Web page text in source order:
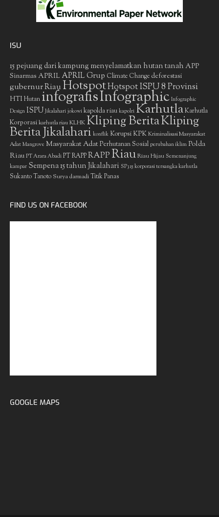
ISU
15 pejuang dari kampung menyelamatkan hutan tanah APP
Sinarmas APRIL APRIL Grup Climate Change deforestasi
gubernur RiauHotspotHotspot ISPU 8 Provinsi
HTIHutan infografisInfographic Infographic
Design ISPU Jikalahari jokowi kapolda riau kapolri KarhutlaKarhutla
Korporasikarhutla riauKLHKKliping BeritaKliping
Berita Jikalahari konflik Korupsi KPKKriminalisasi Masyarakat
Adat Mangrove Masyarakat AdatPerhutanan Sosial perubahan iklim Polda
Riau PT Arara Abadi PT RAPPRAPPRiauRiau Hijau Semenanjung
kampar Sempena 15 tahun Jikalahari SP3 15 korporasi tersangka karhutla
Sukanto Tanoto Surya darmadiTitik Panas
FIND US ON FACEBOOK
GOOGLE MAPS